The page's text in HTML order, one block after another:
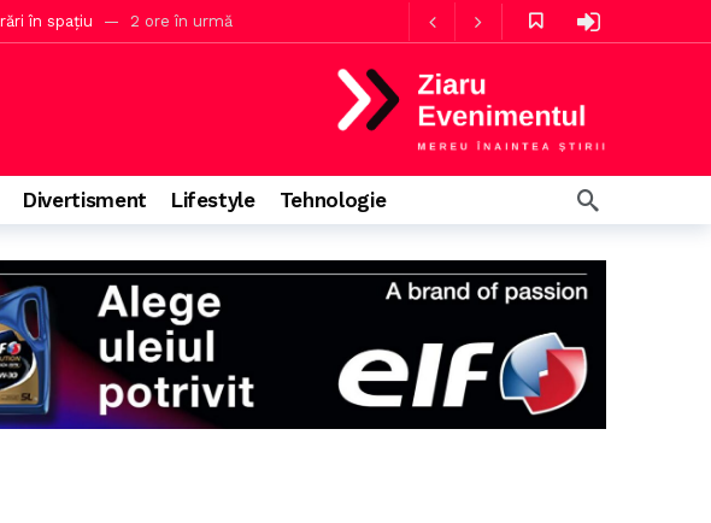
5 ore în urmă
25 de minute în urmă
Divertisment Lifestyle Tehnologie